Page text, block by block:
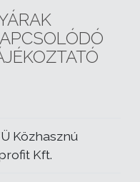
Közhasznú
Kft.